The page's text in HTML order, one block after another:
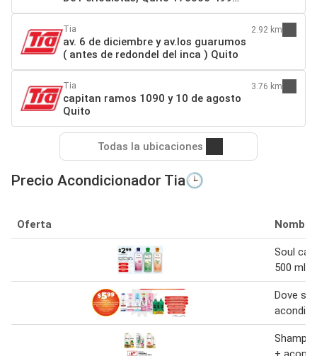
Quito
Tia
av. 6 de diciembre y av.los guarumos
( antes de redondel del inca ) Quito
2.92 km
Tia
capitan ramos 1090 y 10 de agosto
Quito
3.76 km
Todas la ubicaciones
Precio Acondicionador Tia🕒
Oferta Nombre
Soul
500 ml
Dove